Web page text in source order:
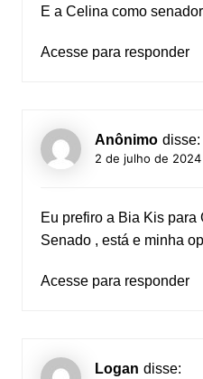
E a Celina como
Acesse para responder
Anônimo disse:
2 de julho de 2024
Eu prefiro a Bia Kis
Senado , está e minha
Acesse para responder
Logan disse: